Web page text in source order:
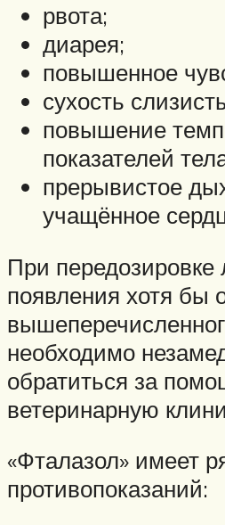
рвота;
диарея;
повышенное
сухость
повышение
показателей
прерывистое
учащённое
При передозировке
появления хотя бы
необходимо
обратиться за
ветеринарную
«Фталазол» имеет
противопоказаний: